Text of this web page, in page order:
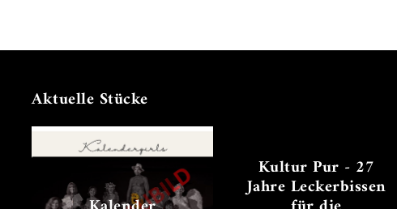
Aktuelle Stücke
Kultur Pur - 27
Jahre Leckerbissen